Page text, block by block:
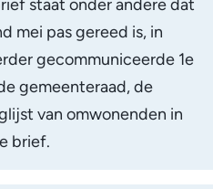
staat onder andere dat
mei pas gereed is, in
gecommuniceerde 1e
gemeenteraad, de
van omwonenden in
brief.